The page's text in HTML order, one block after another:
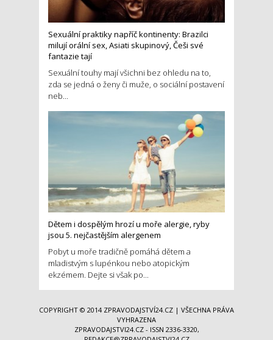
Sexuální praktiky napříč kontinenty: Brazilci
milují orální sex, Asiati skupinový, Češi své
fantazie tají
Sexuální touhy mají všichni bez ohledu na to,
zda se jedná o ženy či muže, o sociální postavení
neb...
Dětem i dospělým hrozí u moře alergie, ryby
jsou 5. nejčastějším alergenem
Pobyt u moře tradičně pomáhá dětem a
mladistvým s lupénkou nebo atopickým
ekzémem. Dejte si však po...
COPYRIGHT © 2014 ZPRAVODAJSTVÍ24.CZ | VŠECHNA PRÁVA
VYHRAZENA
ZPRAVODAJSTVI24.CZ - ISSN 2336-3320,